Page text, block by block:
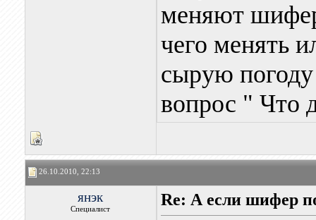
меняют
чего менять
сырую
вопрос " Что
26.10.2010, 22:13
янэк
Специалист
Re: А если шифер